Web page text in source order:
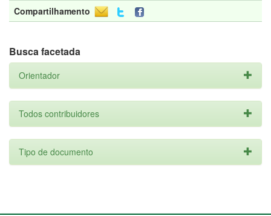
Compartilhamento
Busca facetada
Orientador
Todos contribuidores
Tipo de documento